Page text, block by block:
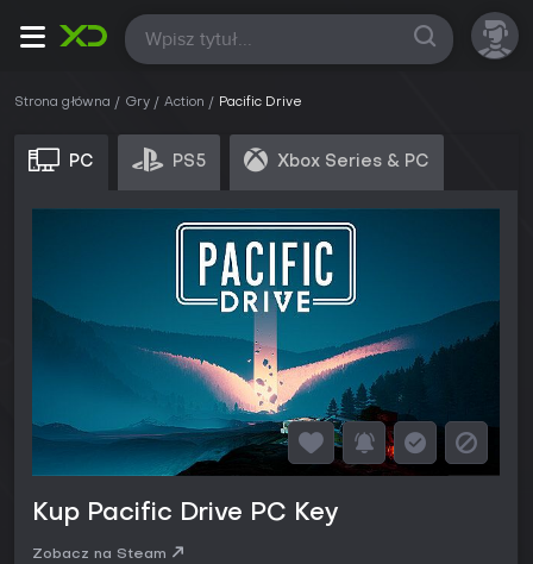
Wszystkie
Strona główna Gry Action Pacific Drive
PC PS5 Xbox Series & PC
Kup Pacific Drive PC Key
Zobacz na Steam